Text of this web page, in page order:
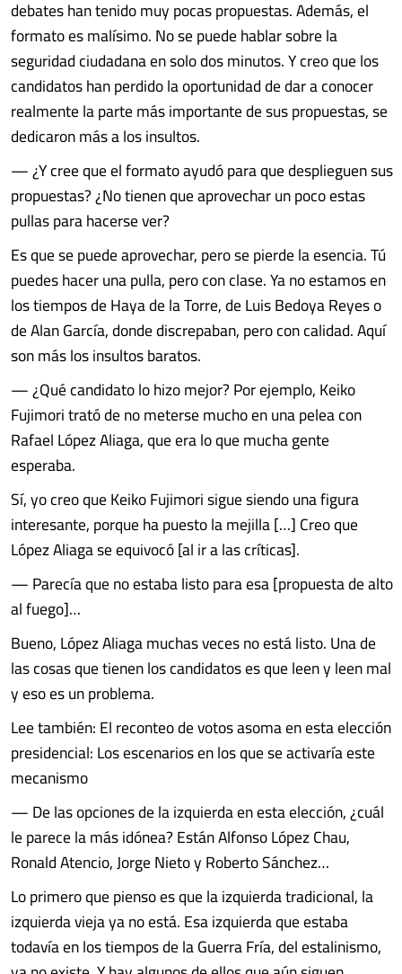
debates han tenido muy pocas propuestas. Además, el
formato es malísimo. No se puede hablar sobre la
seguridad ciudadana en solo dos minutos. Y creo que los
candidatos han perdido la oportunidad de dar a conocer
realmente la parte más importante de sus propuestas, se
dedicaron más a los insultos.
— ¿Y cree que el formato ayudó para que desplieguen sus
propuestas? ¿No tienen que aprovechar un poco estas
pullas para hacerse ver?
Es que se puede aprovechar, pero se pierde la esencia. Tú
puedes hacer una pulla, pero con clase. Ya no estamos en
los tiempos de Haya de la Torre, de Luis Bedoya Reyes o
de Alan García, donde discrepaban, pero con calidad. Aquí
son más los insultos baratos.
— ¿Qué candidato lo hizo mejor? Por ejemplo, Keiko
Fujimori trató de no meterse mucho en una pelea con
Rafael López Aliaga, que era lo que mucha gente
esperaba.
Sí, yo creo que Keiko Fujimori sigue siendo una figura
interesante, porque ha puesto la mejilla […] Creo que
López Aliaga se equivocó [al ir a las críticas].
— Parecía que no estaba listo para esa [propuesta de alto
al fuego]…
Bueno, López Aliaga muchas veces no está listo. Una de
las cosas que tienen los candidatos es que leen y leen mal
y eso es un problema.
Lee también: El reconteo de votos asoma en esta elección
presidencial: Los escenarios en los que se activaría este
mecanismo
— De las opciones de la izquierda en esta elección, ¿cuál
le parece la más idónea? Están Alfonso López Chau,
Ronald Atencio, Jorge Nieto y Roberto Sánchez…
Lo primero que pienso es que la izquierda tradicional, la
izquierda vieja ya no está. Esa izquierda que estaba
todavía en los tiempos de la Guerra Fría, del estalinismo,